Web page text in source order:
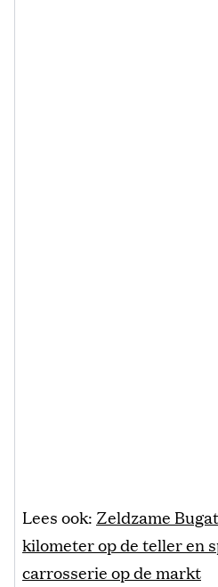
Lees ook: Zeldzame
kilometer op de teller en
carrosserie op de markt